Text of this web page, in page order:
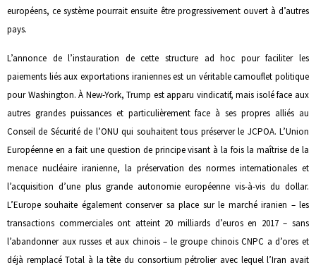
européens, ce système pourrait ensuite être progressivement ouvert à d’autres
pays.
L’annonce de l’instauration de cette structure ad hoc pour faciliter les
paiements liés aux exportations iraniennes est un véritable camouflet politique
pour Washington. À New-York, Trump est apparu vindicatif, mais isolé face aux
autres grandes puissances et particulièrement face à ses propres alliés au
Conseil de Sécurité de l’ONU qui souhaitent tous préserver le JCPOA. L’Union
Européenne en a fait une question de principe visant à la fois la maîtrise de la
menace nucléaire iranienne, la préservation des normes internationales et
l’acquisition d’une plus grande autonomie européenne vis-à-vis du dollar.
L’Europe souhaite également conserver sa place sur le marché iranien – les
transactions commerciales ont atteint 20 milliards d’euros en 2017 – sans
l’abandonner aux russes et aux chinois – le groupe chinois CNPC a d’ores et
déjà remplacé Total à la tête du consortium pétrolier avec lequel l’Iran avait